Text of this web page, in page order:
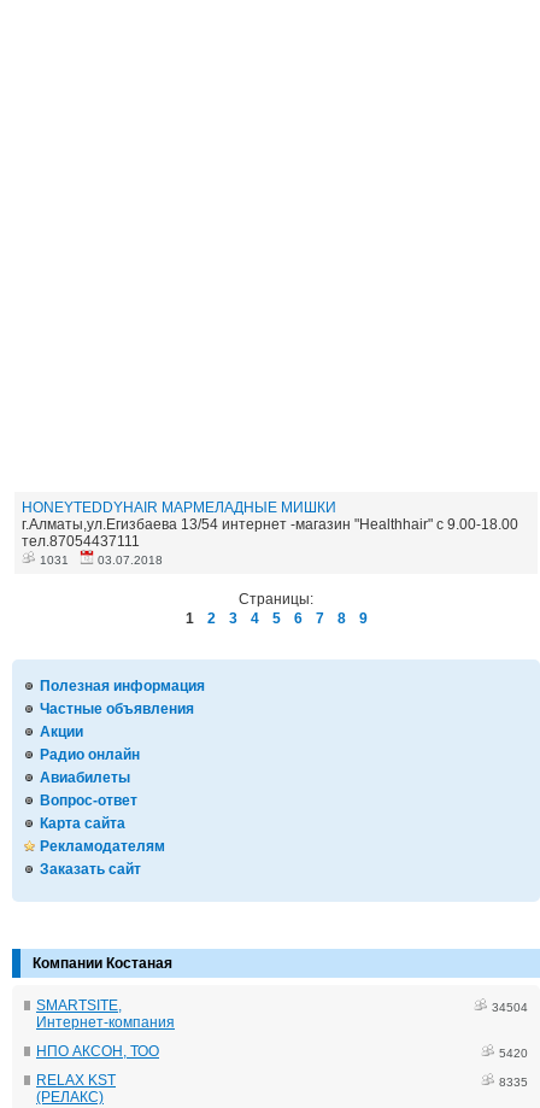
Полезная информация
Частные объявления
Акции
Радио онлайн
Авиабилеты
Вопрос-ответ
Карта сайта
Рекламодателям
Заказать сайт
Компании Костаная
SMARTSITE,
Интернет-компания
34504
НПО АКСОН, ТОО 5420
RELAX KST
(РЕЛАКС)
8335
HONEYTEDDYHAIR МАРМЕЛАДНЫЕ МИШКИ
г.Алматы,ул.Егизбаева 13/54 интернет -магазин "Healthhair" с 9.00-18.00
тел.87054437111
1031 03.07.2018
Страницы:
1
2 3 4 5 6 7 8 9